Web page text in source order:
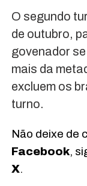
O segundo
de outubro,
govenador
mais da
excluem os
turno.
Não deixe de
Facebook,
X.